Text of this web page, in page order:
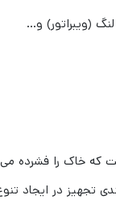
که خاک را فشرده
تجهیز در ایجاد